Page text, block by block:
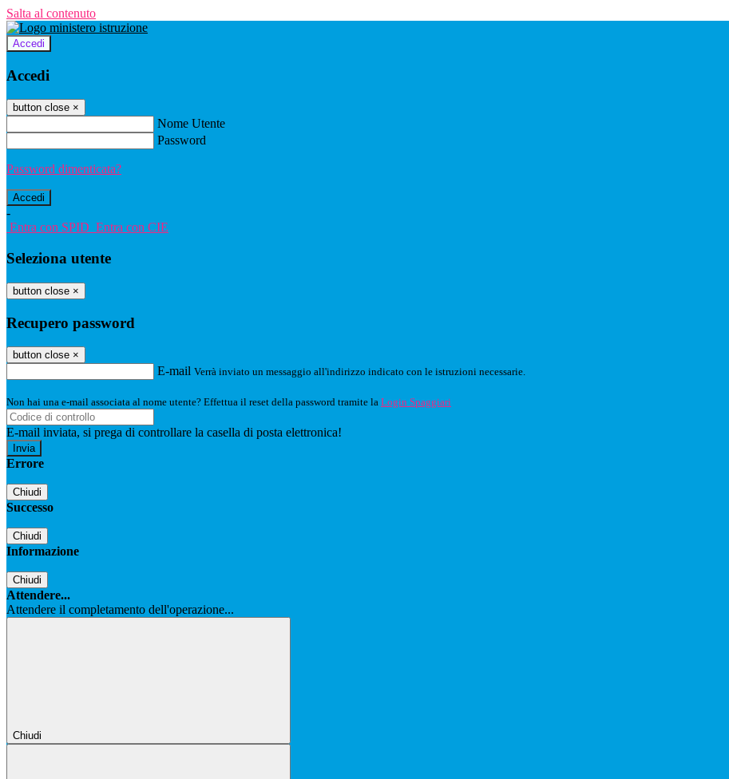
Salta al contenuto
Accedi
Accedi
button close ×
Nome Utente
Password
Password dimenticata?
-
Entra con SPID Entra con CIE
Seleziona utente
button close ×
Recupero password
button close ×
E-mail Verrà inviato un messaggio all'indirizzo indicato con le istruzioni necessarie.
Non hai una e-mail associata al nome utente? Effettua il reset della password tramite la Login Spaggiari
E-mail inviata, si prega di controllare la casella di posta elettronica!
Errore
Chiudi
Successo
Chiudi
Informazione
Chiudi
Attendere...
Attendere il completamento dell'operazione...
Chiudi